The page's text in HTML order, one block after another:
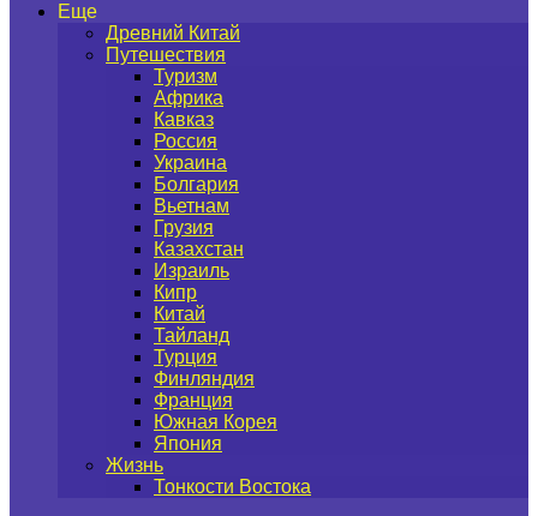
Еще
Древний Китай
Путешествия
Туризм
Африка
Кавказ
Россия
Украина
Болгария
Вьетнам
Грузия
Казахстан
Израиль
Кипр
Китай
Тайланд
Турция
Финляндия
Франция
Южная Корея
Япония
Жизнь
Тонкости Востока